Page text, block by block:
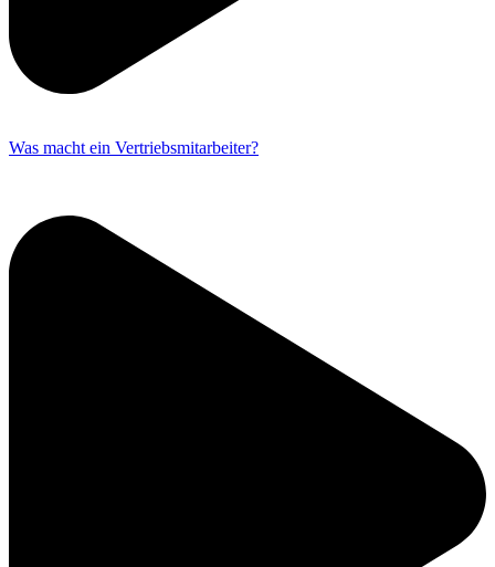
Was macht ein Vertriebsmitarbeiter?